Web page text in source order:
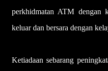
perkhidmatan ATM dengan
keluar dan bersara dengan
Ketiadaan sebarang